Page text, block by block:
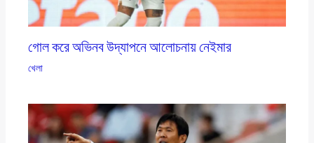
গোল করে অভিনব উদ্‌যাপনে আলোচনায় নেইমার
খেলা